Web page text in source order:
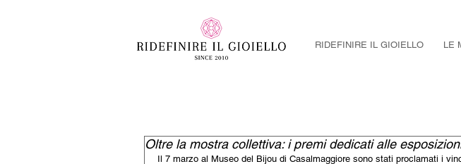
Oltre la mostra collettiva: i premi dedicati alle
Il 7 marzo al Museo del Bijou di Casalmaggiore sono stati proclamati i
RIDEFINIRE IL GIOIELLO LE